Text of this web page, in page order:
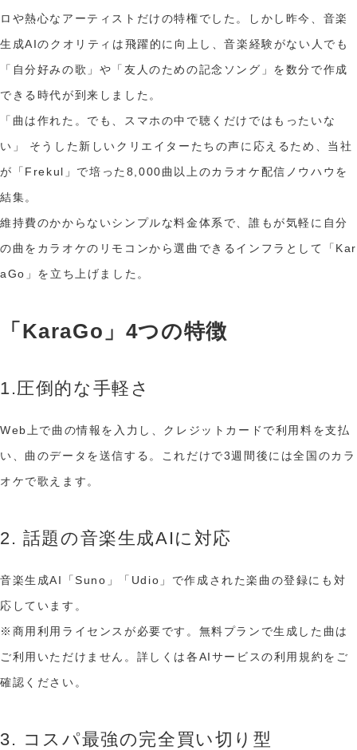
ロや熱心なアーティストだけの特権でした。しかし昨今、音楽
生成AIのクオリティは飛躍的に向上し、音楽経験がない人でも
「自分好みの歌」や「友人のための記念ソング」を数分で作成
できる時代が到来しました。
「曲は作れた。でも、スマホの中で聴くだけではもったいな
い」 そうした新しいクリエイターたちの声に応えるため、当社
が「Frekul」で培った8,000曲以上のカラオケ配信ノウハウを
結集。
維持費のかからないシンプルな料金体系で、誰もが気軽に自分
の曲をカラオケのリモコンから選曲できるインフラとして「Kar
aGo」を立ち上げました。
「KaraGo」4つの特徴
1.圧倒的な手軽さ
Web上で曲の情報を入力し、クレジットカードで利用料を支払
い、曲のデータを送信する。これだけで3週間後には全国のカラ
オケで歌えます。
2. 話題の音楽生成AIに対応
音楽生成AI「Suno」「Udio」で作成された楽曲の登録にも対
応しています。
※商用利用ライセンスが必要です。無料プランで生成した曲は
ご利用いただけません。詳しくは各AIサービスの利用規約をご
確認ください。
3. コスパ最強の完全買い切り型